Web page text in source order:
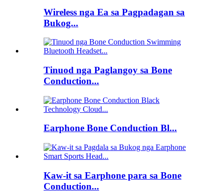
Wireless nga Ea sa Pagpadagan sa
Bukog...
Tinuod nga Paglangoy sa Bone
Conduction...
Earphone Bone Conduction Bl...
Kaw-it sa Earphone para sa Bone
Conduction...